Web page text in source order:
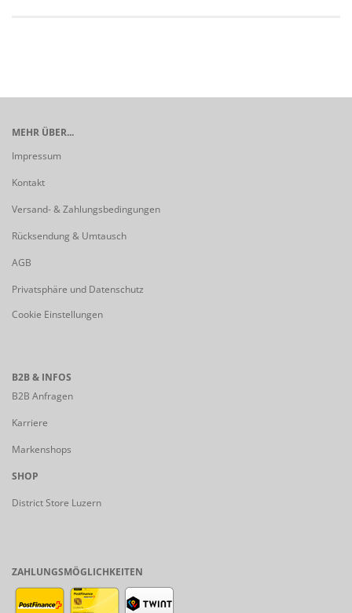
MEHR ÜBER...
Impressum
Kontakt
Versand- & Zahlungsbedingungen
Rücksendung & Umtausch
AGB
Privatsphäre und Datenschutz
Cookie Einstellungen
B2B & INFOS
B2B Anfragen
Karriere
Markenshops
SHOP
District Store Luzern
ZAHLUNGSMÖGLICHKEITEN